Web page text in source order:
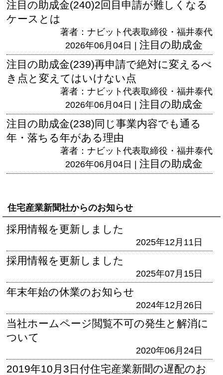
注目の助成金(240)2回目申請が難しくなる
ケースとは
著者：ナビット代表取締役・福井泰代
2026年06月04日 | 注目の助成金
注目の助成金(239)再申請で絶対に変えるべ
き点と変えてはいけない点
著者：ナビット代表取締役・福井泰代
2026年06月04日 | 注目の助成金
注目の助成金(238)同じ事業内容でも通る
年・落ちる年がある理由
著者：ナビット代表取締役・福井泰代
2026年06月04日 | 注目の助成金
住宅産業新聞社からのお知らせ
採用情報を更新しました
2025年12月11日
採用情報を更新しました
2025年07月15日
年末年始の休業のお知らせ
2024年12月26日
当社ホームページ閲覧不可の発生と解消に
ついて
2020年06月24日
2019年10月3日付住宅産業新聞の遅配のお